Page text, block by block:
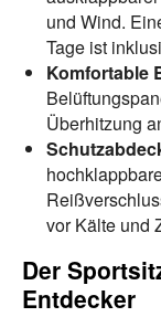
und Wind.
Tage ist
Komfortable
Überhitzung
vor Kälte und
Der
Entdecker